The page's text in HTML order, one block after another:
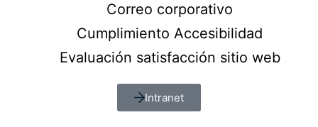
Correo corporativo
Cumplimiento Accesibilidad
Evaluación satisfacción sitio web
Intranet